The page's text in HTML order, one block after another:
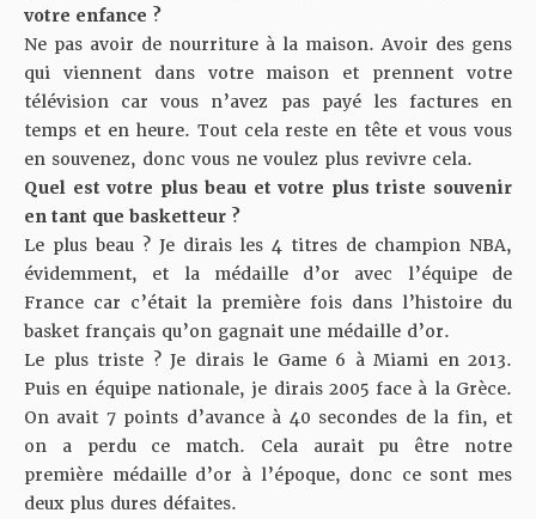
votre enfance ?
Ne pas avoir de nourriture à la maison. Avoir des gens
qui viennent dans votre maison et prennent votre
télévision car vous n’avez pas payé les factures en
temps et en heure. Tout cela reste en tête et vous vous
en souvenez, donc vous ne voulez plus revivre cela.
Quel est votre plus beau et votre plus triste souvenir
en tant que basketteur ?
Le plus beau ? Je dirais les 4 titres de champion NBA,
évidemment, et la médaille d’or avec l’équipe de
France car c’était la première fois dans l’histoire du
basket français qu’on gagnait une médaille d’or.
Le plus triste ? Je dirais le Game 6 à Miami en 2013.
Puis en équipe nationale, je dirais 2005 face à la Grèce.
On avait 7 points d’avance à 40 secondes de la fin, et
on a perdu ce match. Cela aurait pu être notre
première médaille d’or à l’époque, donc ce sont mes
deux plus dures défaites.